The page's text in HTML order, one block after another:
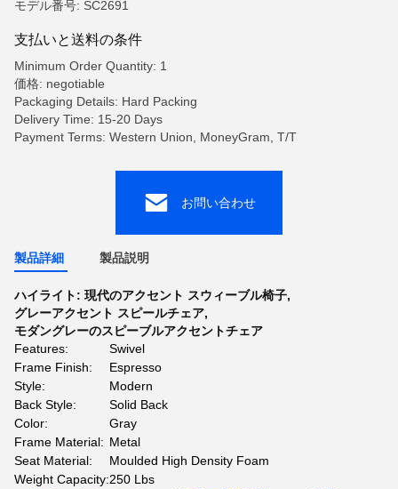
モデル番号: SC2691
支払いと送料の条件
Minimum Order Quantity: 1
価格: negotiable
Packaging Details: Hard Packing
Delivery Time: 15-20 Days
Payment Terms: Western Union, MoneyGram, T/T
お問い合わせ
製品詳細 製品説明
ハイライト: 現代のアクセント スウィーブル椅子,
グレーアクセント スピールチェア,
モダングレーのスピーブルアクセントチェア
Features:
Swivel
Frame Finish:
Espresso
Style:
Modern
Back Style:
Solid Back
Color:
Gray
Frame Material: Metal
Seat Material:
Moulded High Density Foam
Weight Capacity:250 Lbs